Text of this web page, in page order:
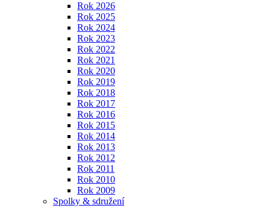
Rok 2026
Rok 2025
Rok 2024
Rok 2023
Rok 2022
Rok 2021
Rok 2020
Rok 2019
Rok 2018
Rok 2017
Rok 2016
Rok 2015
Rok 2014
Rok 2013
Rok 2012
Rok 2011
Rok 2010
Rok 2009
Spolky & sdružení